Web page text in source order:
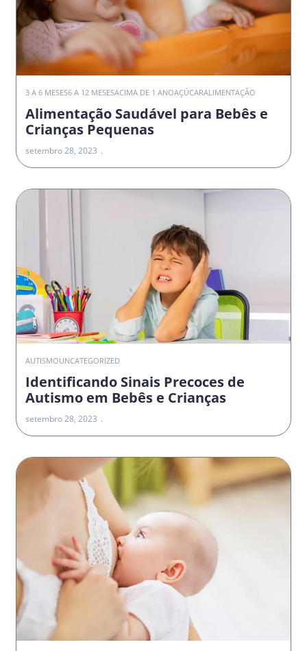
3 A 6 MESES6 A 12 MESESACIMA DE 1 ANOAÇÚCARALIMENTAÇÃO
Alimentação Saudável para Bebês e
Crianças Pequenas
setembro 28, 2023
AUTISMOUNCATEGORIZED
Identificando Sinais Precoces de
Autismo em Bebês e Crianças
setembro 28, 2023